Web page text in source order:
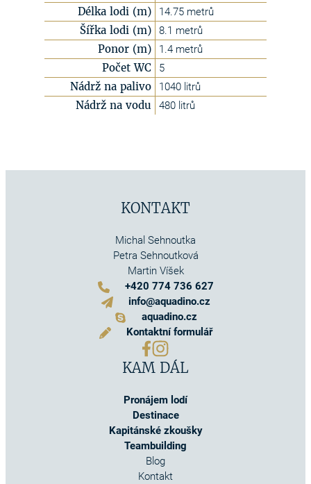
Délka lodi (m) 14.75 metrů
Šířka lodi (m) 8.1 metrů
Ponor (m) 1.4 metrů
Počet WC 5
Nádrž na palivo 1040 litrů
Nádrž na vodu 480 litrů
KONTAKT
Michal Sehnoutka
Petra Sehnoutková
Martin Víšek
+420 774 736 627
info@aquadino.cz
aquadino.cz
Kontaktní formulář
KAM DÁL
Pronájem lodí
Destinace
Kapitánské zkoušky
Teambuilding
Blog
Kontakt